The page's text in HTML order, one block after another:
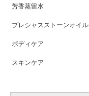
芳香蒸留水
プレシャスストーンオイル
ボディケア
スキンケア